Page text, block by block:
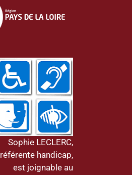
Sophie LECLERC,
référente handicap,
est joignable au